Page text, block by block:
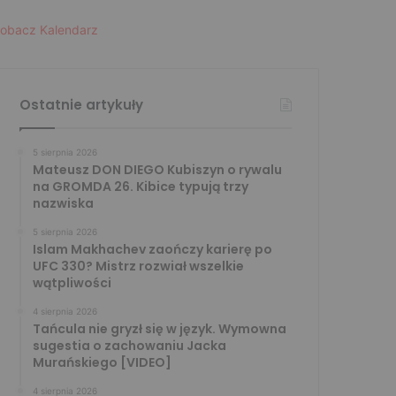
Kalendarz
Ostatnie artykuły
5 sierpnia 2026
Mateusz DON DIEGO Kubiszyn o rywalu
na GROMDA 26. Kibice typują trzy
nazwiska
5 sierpnia 2026
Islam Makhachev zaończy karierę po
UFC 330? Mistrz rozwiał wszelkie
wątpliwości
4 sierpnia 2026
Tańcula nie gryzł się w język. Wymowna
sugestia o zachowaniu Jacka
Murańskiego [VIDEO]
4 sierpnia 2026